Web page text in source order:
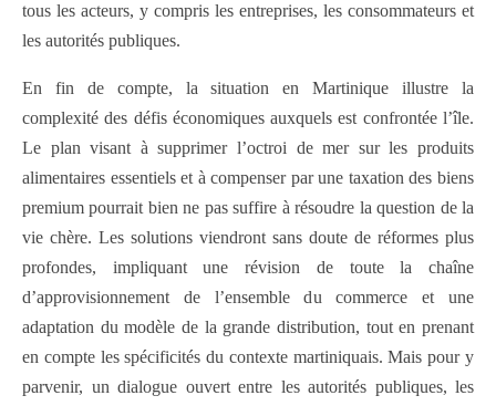
tous les acteurs, y compris les entreprises, les consommateurs et
les autorités publiques.
En fin de compte, la situation en Martinique illustre la
complexité des défis économiques auxquels est confrontée l’île.
Le plan visant à supprimer l’octroi de mer sur les produits
alimentaires essentiels et à compenser par une taxation des biens
premium pourrait bien ne pas suffire à résoudre la question de la
vie chère. Les solutions viendront sans doute de réformes plus
profondes, impliquant une révision de toute la chaîne
d’approvisionnement de l’ensemble du commerce et une
adaptation du modèle de la grande distribution, tout en prenant
en compte les spécificités du contexte martiniquais. Mais pour y
parvenir, un dialogue ouvert entre les autorités publiques, les